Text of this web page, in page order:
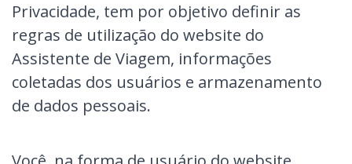
Privacidade, tem por objetivo definir as
regras de utilização do website do
Assistente de Viagem, informações
coletadas dos usuários e armazenamento
de dados pessoais.